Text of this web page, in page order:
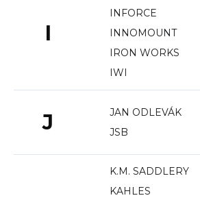
I
INFORCE
INNOMOUNT
IRON WORKS
IWI
J
JAN ODLEVÁK
JSB
K.M. SADDLERY
KAHLES